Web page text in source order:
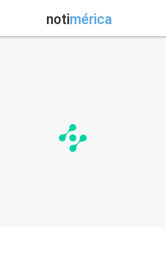
notimérica